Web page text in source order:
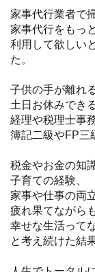
家事代行業者で
家事代行をもっ
利用して欲しい
た。
子供の手が離れ
土日お休みでき
経理や税理士事
簿記二級やFP三
税金やお金の知識
子育ての経験、
家事や仕事の両
疲れ果てながらも
幸せな生活って
と考え続けた結果